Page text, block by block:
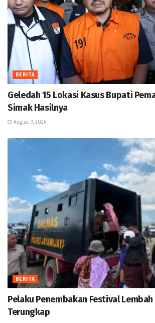
BERITA
Geledah 15 Lokasi Kasus Bupati
Simak Hasilnya
August 9, 2026
BERITA
Pelaku Penembakan Festival
Terungkap